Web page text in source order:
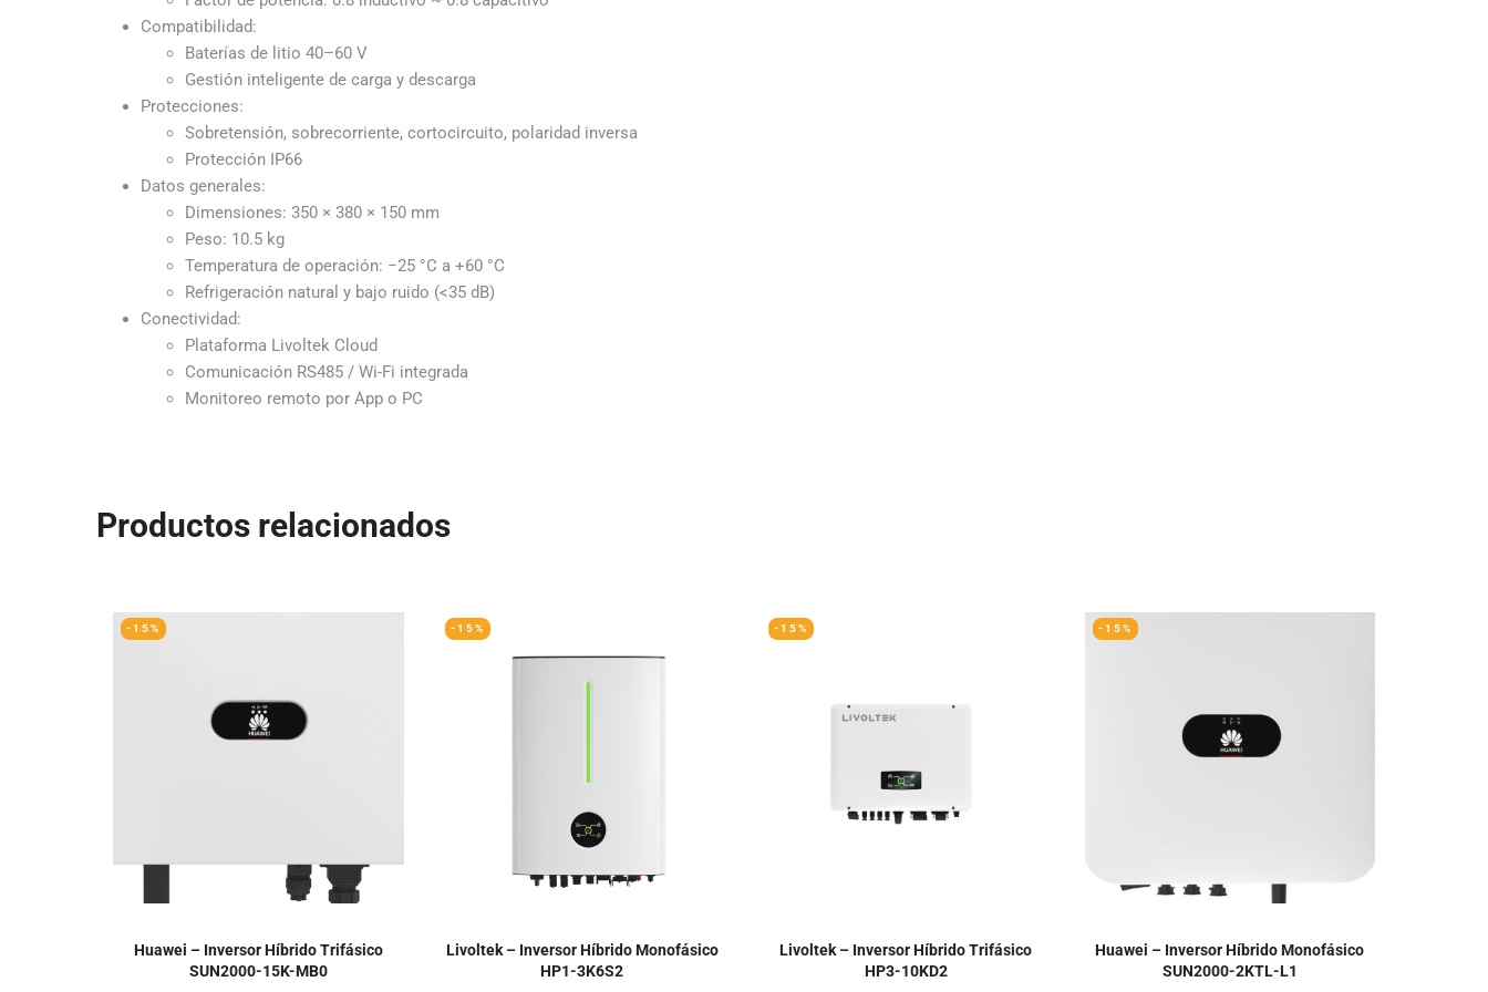
Compatibilidad:
Baterías de litio 40–60 V
Gestión inteligente de carga y descarga
Protecciones:
Sobretensión, sobrecorriente, cortocircuito, polaridad inversa
Protección IP66
Datos generales:
Dimensiones: 350 × 380 × 150 mm
Peso: 10.5 kg
Temperatura de operación: −25 °C a +60 °C
Refrigeración natural y bajo ruido (<35 dB)
Conectividad:
Plataforma Livoltek Cloud
Comunicación RS485 / Wi-Fi integrada
Monitoreo remoto por App o PC
Productos relacionados
-15%
Huawei – Inversor Híbrido Trifásico
SUN2000-15K-MB0
-15%
Livoltek – Inversor Híbrido Monofásico
HP1-3K6S2
-15%
Livoltek – Inversor Híbrido Trifásico
HP3-10KD2
-15%
Huawei – Inversor Híbrido Monofásico
SUN2000-2KTL-L1